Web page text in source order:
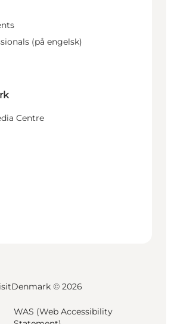
(på engelsk)
Centre
© 2026
WAS (Web Accessibility